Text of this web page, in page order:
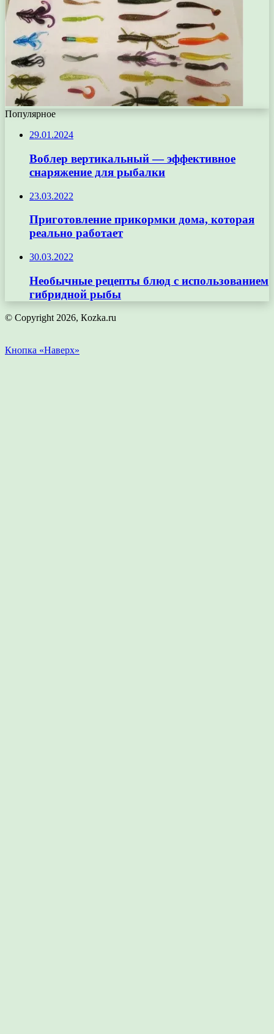
Популярное
29.01.2024
Воблер вертикальный — эффективное
снаряжение для рыбалки
23.03.2022
Приготовление прикормки дома, которая
реально работает
30.03.2022
Необычные рецепты блюд с использованием
гибридной рыбы
© Copyright 2026, Кozka.ru
Кнопка «Наверх»